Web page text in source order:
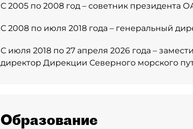
С 2005 по 2008 год – советник президента
С 2008 по июля 2018 года – генеральный
С июля 2018 по 27 апреля 2026 года –
директор Дирекции Северного морского
Образование